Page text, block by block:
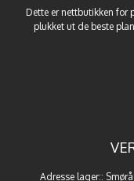
Dette er nettbutikken for
plukket ut de beste
Adresse lager::